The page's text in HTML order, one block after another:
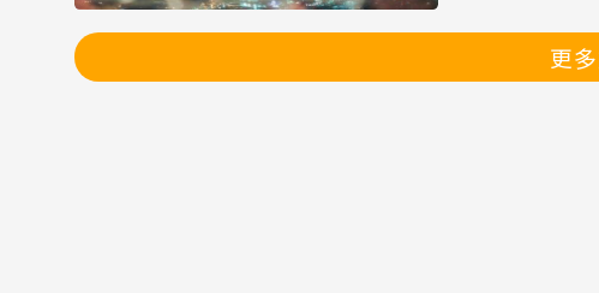
更